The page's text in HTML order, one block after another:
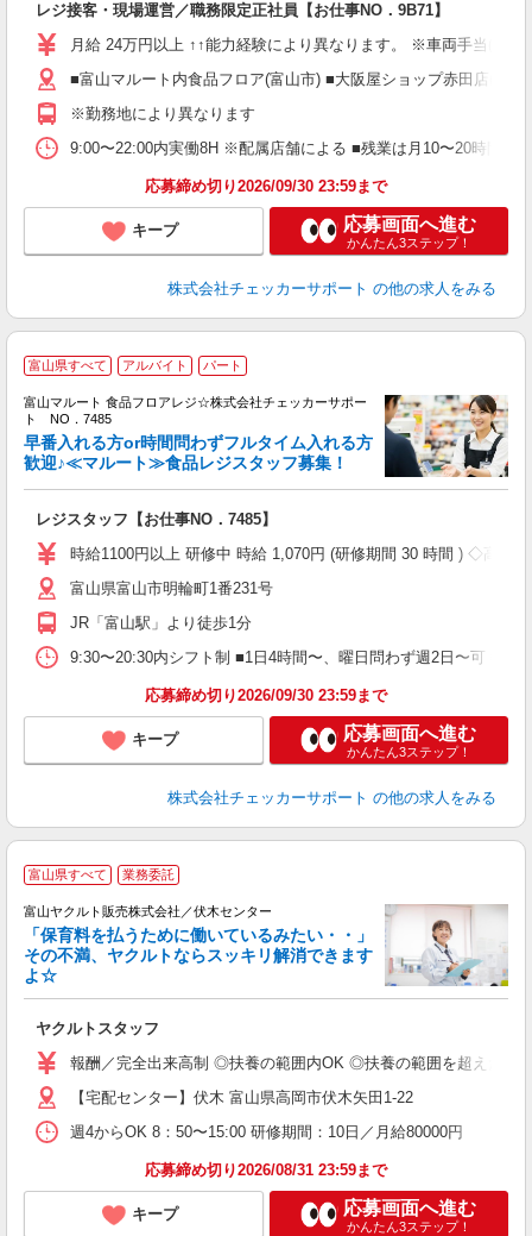
レジ接客・現場運営／職務限定正社員【お仕事NO．9B71】
月給 24万円以上 ↑↑能力経験により異なります。 ※車両手当
■富山マルート内食品フロア(富山市) ■大阪屋ショップ赤田店(富
※勤務地により異なります
9:00〜22:00内実働8H ※配属店舗による ■残業は月10〜20時間(残
応募締め切り2026/09/30 23:59まで
キープ 応募画面へ進む
かんたん3ステップ！
株式会社チェッカーサポート の他の求人をみる
富山県すべて アルバイト パート
富山マルート 食品フロアレジ☆株式会社チェッカーサポー
ト NO．7485
早番入れる方or時間問わずフルタイム入れる方
歓迎♪≪マルート≫食品レジスタッフ募集！
レジスタッフ【お仕事NO．7485】
時給1100円以上 研修中 時給 1,070円 (研修期間 30 時間 ) ◇高校
富山県富山市明輪町1番231号
JR「富山駅」より徒歩1分
9:30〜20:30内シフト制 ■1日4時間〜、曜日問わず週2日〜可 ■早
応募締め切り2026/09/30 23:59まで
キープ 応募画面へ進む
かんたん3ステップ！
株式会社チェッカーサポート の他の求人をみる
富山県すべて 業務委託
富山ヤクルト販売株式会社／伏木センター
「保育料を払うために働いているみたい・・」
その不満、ヤクルトならスッキリ解消できます
よ☆
ヤクルトスタッフ
報酬／完全出来高制 ◎扶養の範囲内OK ◎扶養の範囲を超えた高
【宅配センター】伏木 富山県高岡市伏木矢田1-22
週4からOK 8：50〜15:00 研修期間：10日／月給80000円
応募締め切り2026/08/31 23:59まで
キープ 応募画面へ進む
かんたん3ステップ！